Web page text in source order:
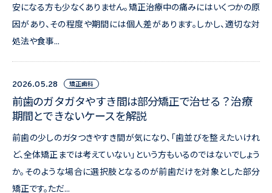
安になる方も少なくありません。矯正治療中の痛みにはいくつかの原
因があり、その程度や期間には個人差があります。しかし、適切な対
処法や食事...
2026.05.28 矯正歯科
前歯のガタガタやすき間は部分矯正で治せる？治療
期間とできないケースを解説
前歯の少しのガタつきやすき間が気になり、「歯並びを整えたいけれ
ど、全体矯正までは考えていない」という方もいるのではないでしょう
か。そのような場合に選択肢となるのが前歯だけを対象とした部分
矯正です。ただ...